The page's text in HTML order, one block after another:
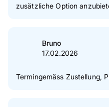
zusätzliche Option
Bruno
17.02.2026
Termingemäss Zustellung,